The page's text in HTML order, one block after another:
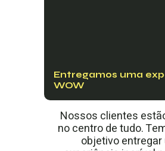
Entregamos uma
WOW
Nossos clientes
no centro de tudo.
objetivo entregar